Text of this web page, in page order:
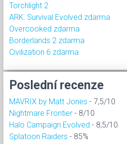
Torchlight 2
ARK: Survival Evolved zdarma
Overcooked zdarma
Borderlands 2 zdarma
Civilization 6 zdarma
Poslední recenze
MAVRIX by Matt Jones - 7,5/10
Nightmare Frontier - 8/10
Halo Campaign Evolved - 8,5/10
Splatoon Raiders - 85%